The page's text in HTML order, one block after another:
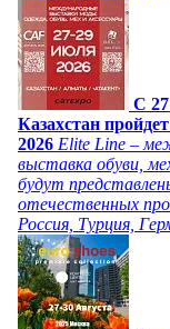
C
Казахстан
2026 Elite Line –
выставка обуви,
будут
отечественных
Россия, Турция,